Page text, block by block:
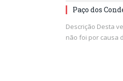
Paço dos
Descrição Desta
não foi por causa